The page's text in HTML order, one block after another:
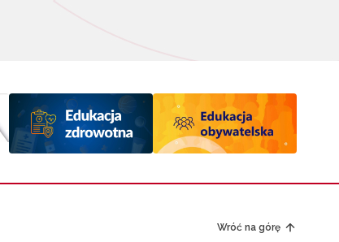
Wróć na górę